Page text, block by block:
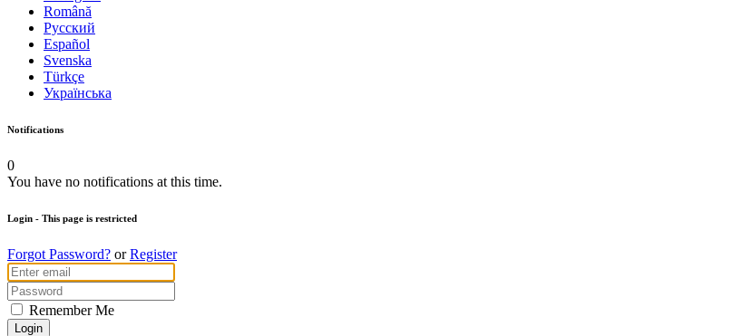
Română
Русский
Español
Svenska
Türkçe
Українська
Notifications
0
You have no notifications at this time.
Login - This page is restricted
Forgot Password? orRegister
Remember Me